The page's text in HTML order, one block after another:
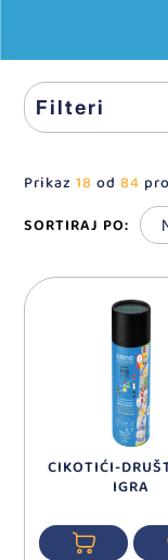
Filteri
Prikaz18 od84
SORTIRAJ PO:
CIKOTIĆI-
IGRA